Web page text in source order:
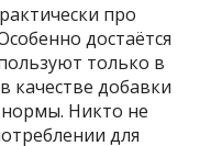
про
достаётся
только в
добавки
Никто не
для